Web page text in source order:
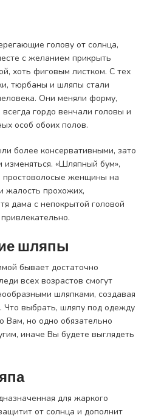
голову от солнца,
с желанием прикрыть
хоть фиговым листком. С тех
тюрбаны и шляпы стали
Они меняли форму,
гордо венчали головы и
особ обоих полов.
более консервативными, зато
«Шляпный бум»,
простоволосые женщины на
жалость прохожих,
дама с непокрытой головой
шляпы
бывает достаточно
всех возрастов смогут
шляпками, создавая
Что выбрать, шляпу под одежду
Вам, но одно обязательно
иначе Вы будете выглядеть
для жаркого
от солнца и дополнит